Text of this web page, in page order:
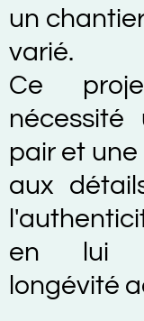
un
varié.
Ce
nécessité
pair et
aux
en lui
longévité